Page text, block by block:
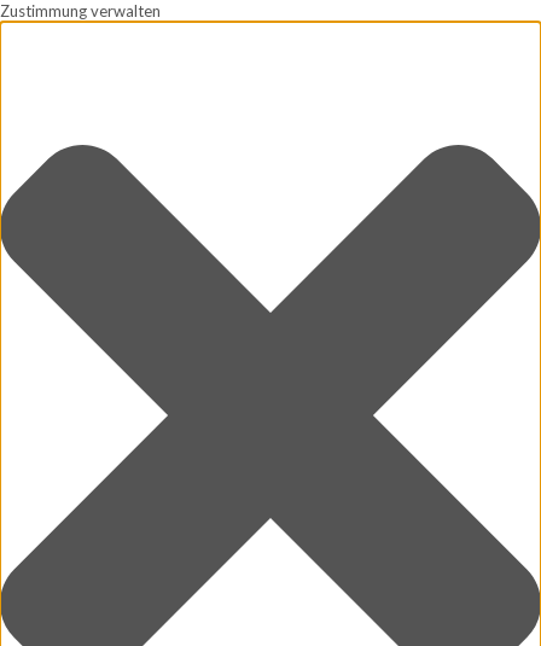
Zustimmung verwalten